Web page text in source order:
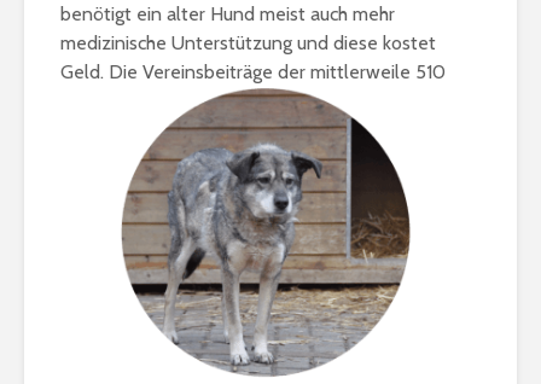
benötigt ein alter Hund meist auch mehr
medizinische Unterstützung und diese kostet
Geld. Die Vereinsbeiträge der mittlerweile 510